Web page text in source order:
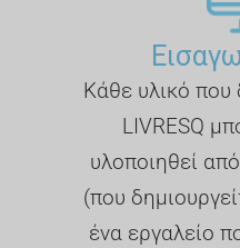
Κάθε υλικό που
LIVRESQ
υλοποιηθεί
(που
ένα εργαλείο